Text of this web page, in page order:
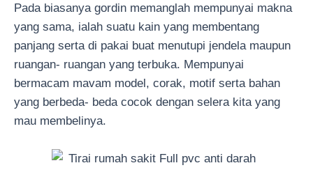
Pada biasanya gordin memanglah mempunyai makna
yang sama, ialah suatu kain yang membentang
panjang serta di pakai buat menutupi jendela maupun
ruangan- ruangan yang terbuka. Mempunyai
bermacam mavam model, corak, motif serta bahan
yang berbeda- beda cocok dengan selera kita yang
mau membelinya.